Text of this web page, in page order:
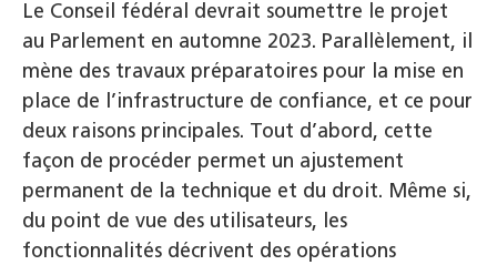
Le Conseil fédéral devrait soumettre le projet
au Parlement en automne 2023. Parallèlement, il
mène des travaux préparatoires pour la mise en
place de l’infrastructure de confiance, et ce pour
deux raisons principales. Tout d’abord, cette
façon de procéder permet un ajustement
permanent de la technique et du droit. Même si,
du point de vue des utilisateurs, les
fonctionnalités décrivent des opérations